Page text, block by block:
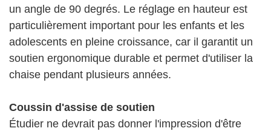
un angle de 90 degrés. Le réglage en hauteur est
particulièrement important pour les enfants et les
adolescents en pleine croissance, car il garantit un
soutien ergonomique durable et permet d'utiliser la
chaise pendant plusieurs années.
Coussin d'assise de soutien
Étudier ne devrait pas donner l'impression d'être